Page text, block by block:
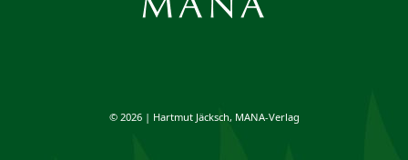
© 2026 | Hartmut Jäcksch, MANA-Verlag